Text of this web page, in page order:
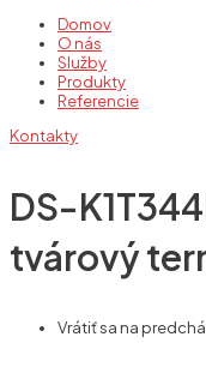
Domov
O nás
Služby
Produkty
Referencie
Kontakty
DS-
tvárový
Vrátiť sa na